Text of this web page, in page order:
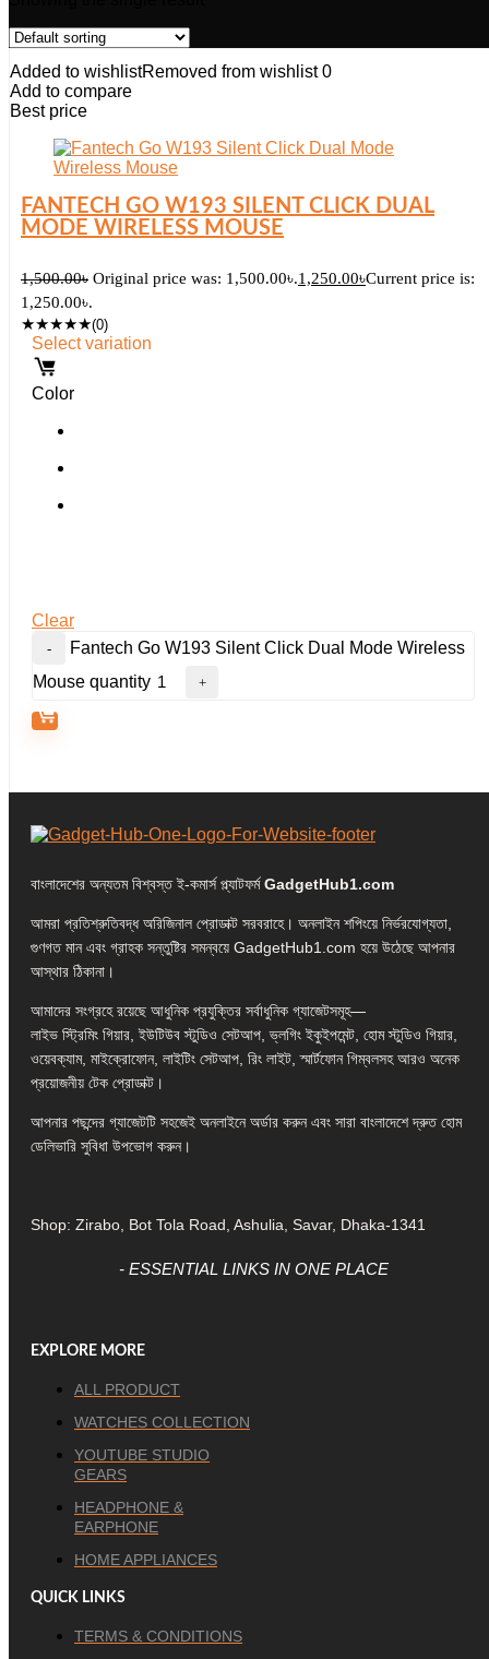
Added to wishlistRemoved from wishlist 0
Add to compare
Best price
FANTECH GO W193 SILENT CLICK DUAL
MODE WIRELESS MOUSE
1,500.00৳ Original price was: 1,500.00৳.1,250.00৳Current price is:
1,250.00৳.
★★★★★(0)
Select variation
Color
Clear
Fantech Go W193 Silent Click Dual Mode Wireless
Mouse quantity
বাংলাদেশের অন্যতম বিশ্বস্ত ই-কমার্স প্ল্যাটফর্মGadgetHub1.com
আমরা প্রতিশ্রুতিবদ্ধ অরিজিনাল প্রোডাক্ট সরবরাহে। অনলাইন শপিংয়ে নির্ভরযোগ্যতা,
গুণগত মান এবং গ্রাহক সন্তুষ্টির সমন্বয়ে GadgetHub1.com হয়ে উঠেছে আপনার
আস্থার ঠিকানা।
আমাদের সংগ্রহে রয়েছে আধুনিক প্রযুক্তির সর্বাধুনিক গ্যাজেটসমূহ—
লাইভ স্ট্রিমিং গিয়ার, ইউটিউব স্টুডিও সেটআপ, ভ্লগিং ইকুইপমেন্ট, হোম স্টুডিও গিয়ার,
ওয়েবক্যাম, মাইক্রোফোন, লাইটিং সেটআপ, রিং লাইট, স্মার্টফোন গিম্বলসহ আরও অনেক
প্রয়োজনীয় টেক প্রোডাক্ট।
আপনার পছন্দের গ্যাজেটটি সহজেই অনলাইনে অর্ডার করুন এবং সারা বাংলাদেশে দ্রুত হোম
ডেলিভারি সুবিধা উপভোগ করুন।
Shop: Zirabo, Bot Tola Road, Ashulia, Savar, Dhaka-1341
- ESSENTIAL LINKS IN ONE PLACE
EXPLORE MORE
ALL PRODUCT
WATCHES COLLECTION
YOUTUBE STUDIO
GEARS
HEADPHONE &
EARPHONE
HOME APPLIANCES
QUICK LINKS
TERMS & CONDITIONS